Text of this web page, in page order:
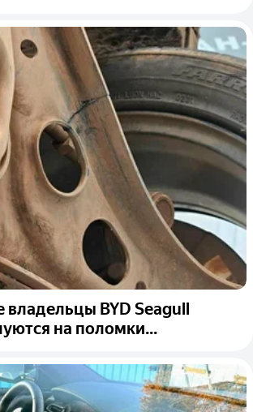
владельцы BYD Seagull
на поломки...